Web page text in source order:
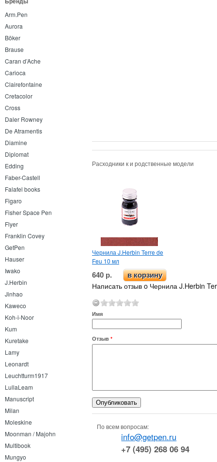
Arm.Pen
Aurora
Böker
Brause
Caran d’Ache
Carioca
Clairefontaine
Cretacolor
Cross
Daler Rowney
De Atramentis
Diamine
Diplomat
Edding
Faber-Castell
Falafel books
Figaro
Fisher Space Pen
Flyer
Franklin Covey
GetPen
Hauser
Iwako
J.Herbin
Jinhao
Kaweco
Koh-i-Noor
Kum
Kuretake
Lamy
Leonardt
Leuchtturm1917
LullaLeam
Manuscript
Milan
Moleskine
Moonman / Majohn
Multibook
Mungyo
Расходники к и родственные модели
Чернила J.Herbin Terre de
Feu 10 мл
640 р. в корзину
Написать отзыв o Чернила J.Herbin
Имя
Отзыв *
По всем вопросам:
info@getpen.ru
+7 (495) 268 06 94